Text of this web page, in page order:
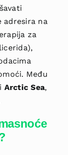
adresira na
za
Među
Arctic Sea,